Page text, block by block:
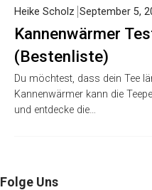
Kannenwärmer
(Bestenliste)
Heike Scholz September 5,
Du möchtest, dass dein Tee
Kannenwärmer kann die
und entdecke die…
Folge Uns